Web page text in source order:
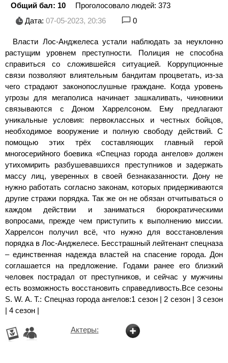
Общий бал: 10 Проголосовало людей: 373
Дата: 07-05-2023, 20:36 0
Власти Лос-Анджелеса устали наблюдать за неуклонно
растущим уровнем преступности. Полиция не способна
справиться со сложившейся ситуацией. Коррупционные
связи позволяют влиятельным бандитам процветать, из-за
чего страдают законопослушные граждане. Когда уровень
угрозы для мегаполиса начинает зашкаливать, чиновники
связываются с Доном Харрелсоном. Ему предлагают
уникальные условия: первоклассных и честных бойцов,
необходимое вооружение и полную свободу действий. С
помощью этих трёх составляющих главный герой
многосерийного боевика «Спецназ города ангелов» должен
утихомирить разбушевавшихся преступников и задержать
массу лиц, уверенных в своей безнаказанности. Дону не
нужно работать согласно законам, которых придерживаются
другие стражи порядка. Так же он не обязан отчитываться о
каждом действии и заниматься бюрократическими
вопросами, прежде чем приступить к выполнению миссии.
Харрелсон получил всё, что нужно для восстановления
порядка в Лос-Анджелесе. Бесстрашный лейтенант спецназа
– единственная надежда властей на спасение города. Дон
соглашается на предложение. Годами ранее его близкий
человек пострадал от преступников, и сейчас у мужчины
есть возможность восстановить справедливость.Все сезоны
S. W. A. T.: Спецназ города ангелов:1 сезон | 2 сезон | 3 сезон
| 4 сезон |
Актеры: